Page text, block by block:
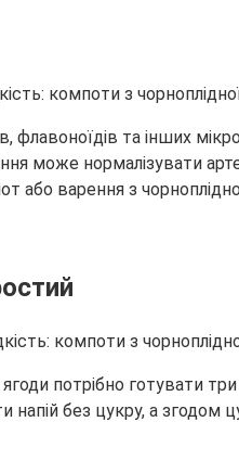
флавоноїдів та інших
може нормалізувати
або варення з
потрібно готувати
напій без цукру, а